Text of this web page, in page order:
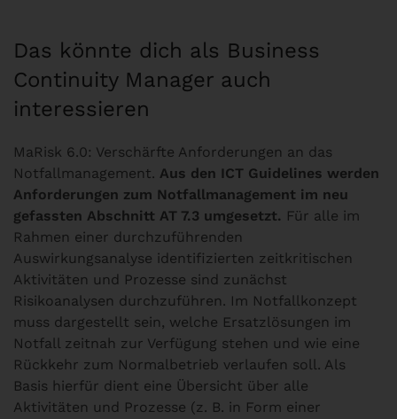
Das könnte dich als Business
Continuity Manager auch
interessieren
MaRisk 6.0: Verschärfte Anforderungen an das
Notfallmanagement. Aus den ICT Guidelines werden
Anforderungen zum Notfallmanagement im neu
gefassten Abschnitt AT 7.3 umgesetzt. Für alle im
Rahmen einer durchzuführenden
Auswirkungsanalyse identifizierten zeitkritischen
Aktivitäten und Prozesse sind zunächst
Risikoanalysen durchzuführen. Im Notfallkonzept
muss dargestellt sein, welche Ersatzlösungen im
Notfall zeitnah zur Verfügung stehen und wie eine
Rückkehr zum Normalbetrieb verlaufen soll. Als
Basis hierfür dient eine Übersicht über alle
Aktivitäten und Prozesse (z. B. in Form einer